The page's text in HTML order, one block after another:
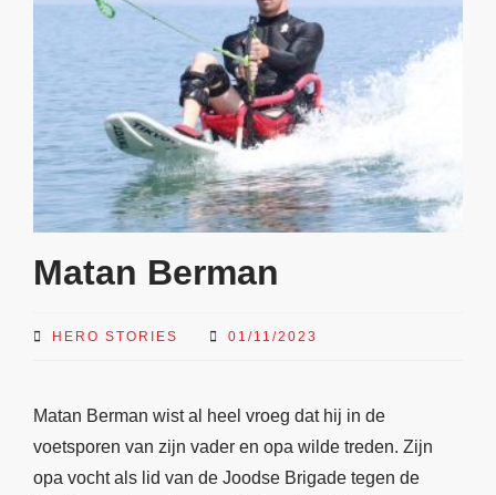
Matan Berman
HERO STORIES 01/11/2023
Matan Berman wist al heel vroeg dat hij in de
voetsporen van zijn vader en opa wilde treden. Zijn
opa vocht als lid van de Joodse Brigade tegen de